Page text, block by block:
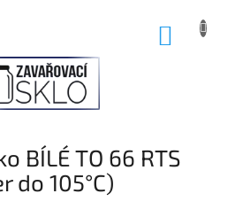
BÍLÉ TO 66 RTS
do 105°C)